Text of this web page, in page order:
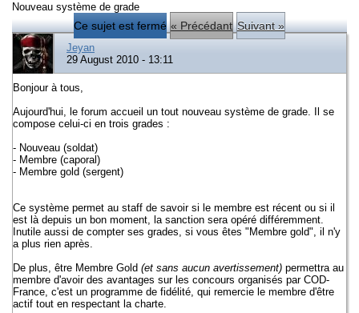
Nouveau système de grade
Ce sujet est fermé « Précédant Suivant »
Jeyan
29 August 2010 - 13:11
Bonjour à tous,
Aujourd'hui, le forum accueil un tout nouveau système de grade. Il se
compose celui-ci en trois grades :
- Nouveau (soldat)
- Membre (caporal)
- Membre gold (sergent)
Ce système permet au staff de savoir si le membre est récent ou si il
est là depuis un bon moment, la sanction sera opéré différemment.
Inutile aussi de compter ses grades, si vous êtes "Membre gold", il n'y
a plus rien après.
De plus, être Membre Gold (et sans aucun avertissement) permettra au
membre d'avoir des avantages sur les concours organisés par COD-
France, c'est un programme de fidélité, qui remercie le membre d'être
actif tout en respectant la charte.